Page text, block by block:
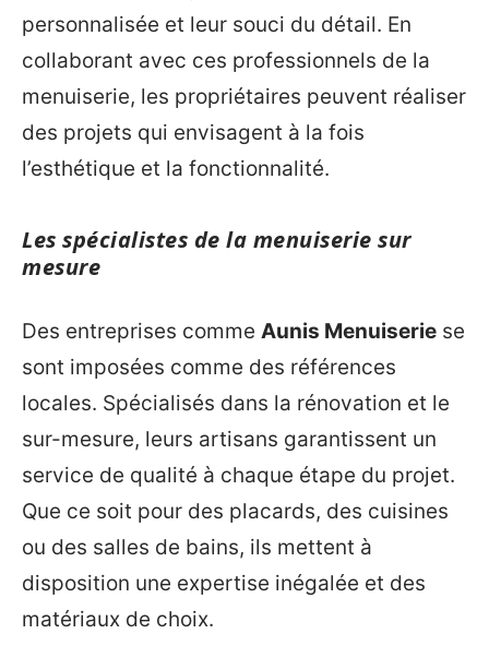
personnalisée et leur souci du détail. En
collaborant avec ces professionnels de la
menuiserie, les propriétaires peuvent réaliser
des projets qui envisagent à la fois
l’esthétique et la fonctionnalité.
Les spécialistes de la menuiserie sur
mesure
Des entreprises comme Aunis Menuiserie se
sont imposées comme des références
locales. Spécialisés dans la rénovation et le
sur-mesure, leurs artisans garantissent un
service de qualité à chaque étape du projet.
Que ce soit pour des placards, des cuisines
ou des salles de bains, ils mettent à
disposition une expertise inégalée et des
matériaux de choix.